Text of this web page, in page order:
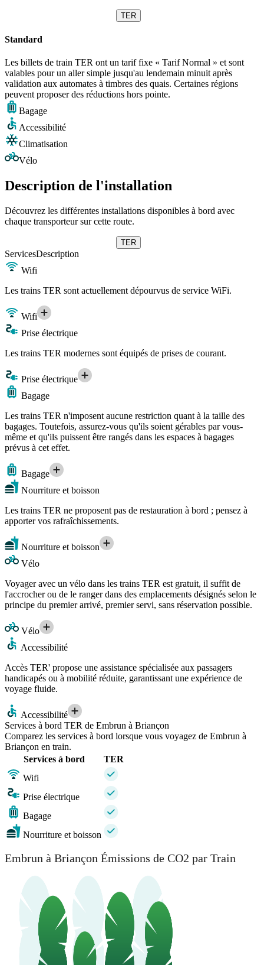
TER
Standard
Les billets de train TER ont un tarif fixe « Tarif Normal » et sont
valables pour un aller simple jusqu'au lendemain minuit après
validation aux automates à timbres des quais. Certaines régions
peuvent proposer des réductions hors pointe.
Bagage
Accessibilité
Climatisation
Vélo
Description de l'installation
Découvrez les différentes installations disponibles à bord avec
chaque transporteur sur cette route.
TER
ServicesDescription
Wifi
Les trains TER sont actuellement dépourvus de service WiFi.
Wifi
Prise électrique
Les trains TER modernes sont équipés de prises de courant.
Prise électrique
Bagage
Les trains TER n'imposent aucune restriction quant à la taille des
bagages. Toutefois, assurez-vous qu'ils soient gérables par vous-
même et qu'ils puissent être rangés dans les espaces à bagages
prévus à cet effet.
Bagage
Nourriture et boisson
Les trains TER ne proposent pas de restauration à bord ; pensez à
apporter vos rafraîchissements.
Nourriture et boisson
Vélo
Voyager avec un vélo dans les trains TER est gratuit, il suffit de
l'accrocher ou de le ranger dans des emplacements désignés selon le
principe du premier arrivé, premier servi, sans réservation possible.
Vélo
Accessibilité
Accès TER' propose une assistance spécialisée aux passagers
handicapés ou à mobilité réduite, garantissant une expérience de
voyage fluide.
Accessibilité
Services à bord TER de Embrun à Briançon
Comparez les services à bord lorsque vous voyagez de Embrun à
Briançon en train.
Services à bord
TER
Wifi
Prise électrique
Bagage
Nourriture et boisson
Embrun à Briançon Émissions de CO2 par Train